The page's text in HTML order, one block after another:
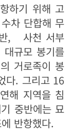
하기 위해 고
차 단합해 무
반, 사천 서부
규모 봉기를
거로족이 봉
다. 그리고 16
해 지역을 침
중반에는 묘
반항했다.